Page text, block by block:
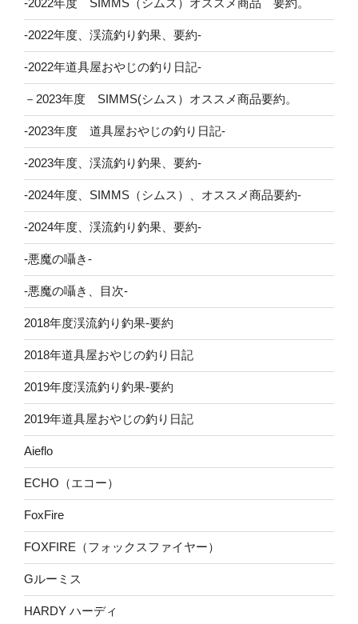
-2022年度 SIMMS（シムス）オススメ商品 要約。
-2022年度、渓流釣り釣果、要約-
-2022年道具屋おやじの釣り日記-
－2023年度 SIMMS(シムス）オススメ商品要約。
-2023年度 道具屋おやじの釣り日記-
-2023年度、渓流釣り釣果、要約-
-2024年度、SIMMS（シムス）、オススメ商品要約-
-2024年度、渓流釣り釣果、要約-
-悪魔の囁き-
-悪魔の囁き、目次-
2018年度渓流釣り釣果-要約
2018年道具屋おやじの釣り日記
2019年度渓流釣り釣果-要約
2019年道具屋おやじの釣り日記
Aieflo
ECHO（エコー）
FoxFire
FOXFIRE（フォックスファイヤー）
Gルーミス
HARDY ハーディ